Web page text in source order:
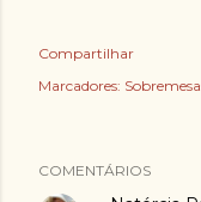
Compartilhar
Marcadores:
COMENTÁRIOS